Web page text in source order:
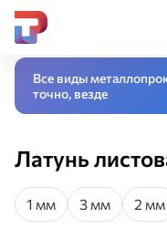
Главная
Все виды
точно, везде
Латунь
1 мм 3 мм 2 мм